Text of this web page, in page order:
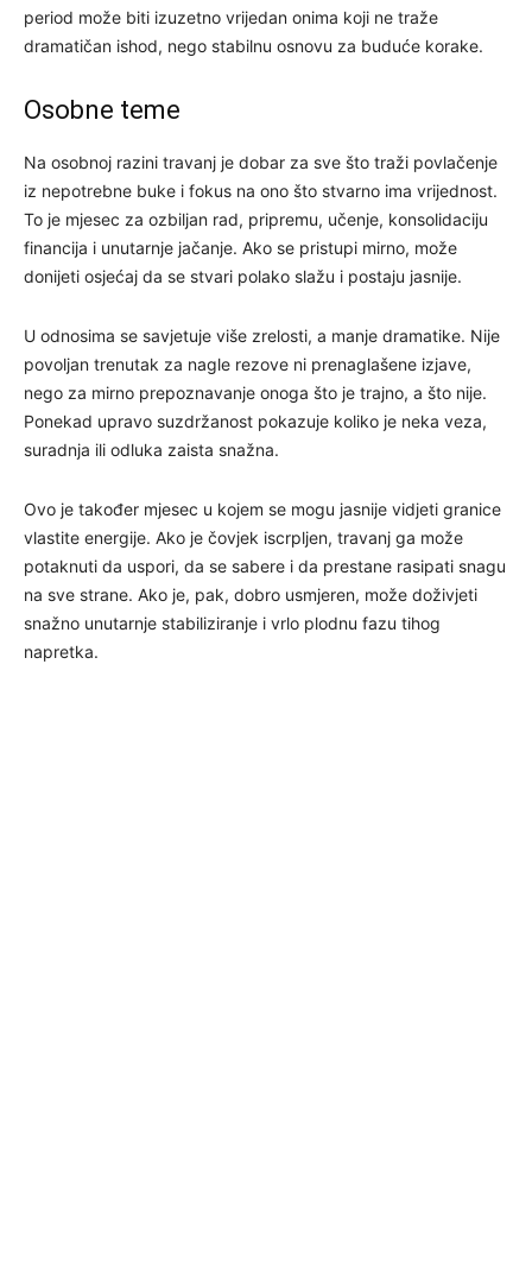
period može biti izuzetno vrijedan onima koji ne traže
dramatičan ishod, nego stabilnu osnovu za buduće korake.
Osobne teme
Na osobnoj razini travanj je dobar za sve što traži povlačenje
iz nepotrebne buke i fokus na ono što stvarno ima vrijednost.
To je mjesec za ozbiljan rad, pripremu, učenje, konsolidaciju
financija i unutarnje jačanje. Ako se pristupi mirno, može
donijeti osjećaj da se stvari polako slažu i postaju jasnije.
U odnosima se savjetuje više zrelosti, a manje dramatike. Nije
povoljan trenutak za nagle rezove ni prenaglašene izjave,
nego za mirno prepoznavanje onoga što je trajno, a što nije.
Ponekad upravo suzdržanost pokazuje koliko je neka veza,
suradnja ili odluka zaista snažna.
Ovo je također mjesec u kojem se mogu jasnije vidjeti granice
vlastite energije. Ako je čovjek iscrpljen, travanj ga može
potaknuti da uspori, da se sabere i da prestane rasipati snagu
na sve strane. Ako je, pak, dobro usmjeren, može doživjeti
snažno unutarnje stabiliziranje i vrlo plodnu fazu tihog
napretka.